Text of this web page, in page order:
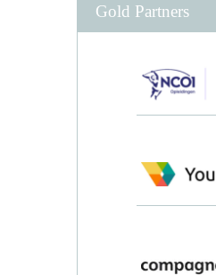
Gold Partners